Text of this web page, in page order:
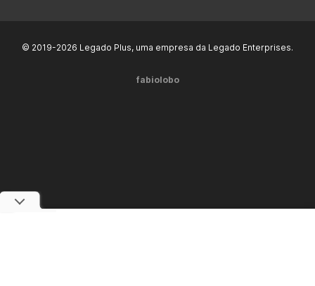
© 2019-2026 Legado Plus, uma empresa da Legado Enterprises.
fabiolobo